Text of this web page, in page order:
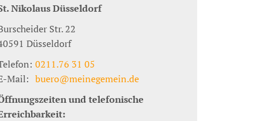
Nikolaus Düsseldorf
Str. 22
Düsseldorf
0211.76 31 05
Mail: buero@meinegemein.de
und telefonische